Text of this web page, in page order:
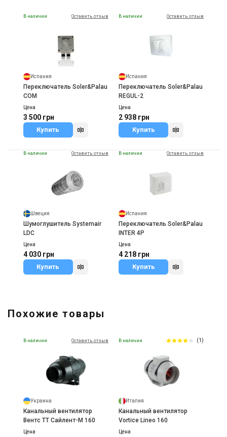
В наличии Оставить отзыв
Испания
Переключатель Soler&Palau
COM
Цена
3 500 грн
Купить
В наличии Оставить отзыв
Испания
Переключатель Soler&Palau
REGUL-2
Цена
2 938 грн
Купить
В наличии Оставить отзыв
Швеция
Шумоглушитель Systemair
LDC
Цена
4 030 грн
Купить
В наличии Оставить отзыв
Испания
Переключатель Soler&Palau
INTER 4P
Цена
4 218 грн
Купить
Похожие товары
В наличии Оставить отзыв
Украина
Канальный вентилятор
Вентс ТТ Сайлент-М 160
Цена
В наличии (1)
Италия
Канальный вентилятор
Vortice Lineo 160
Цена